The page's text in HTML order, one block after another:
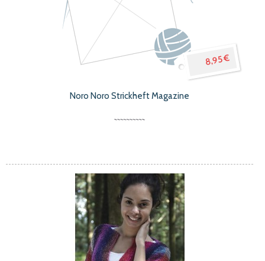
8,95 €
Noro Noro Strickheft Magazine